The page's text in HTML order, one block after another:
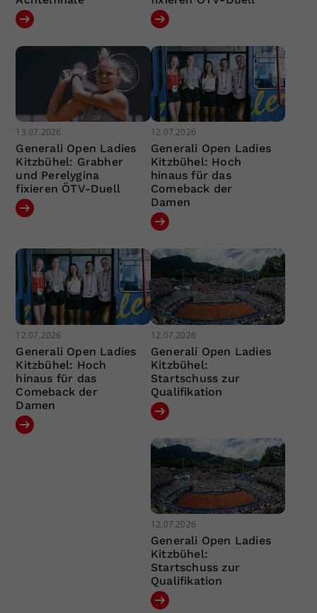
13.07.2026
Generali Open Ladies
Kitzbühel: Grabher
und Perelygina
fixieren ÖTV-Duell
12.07.2026
Generali Open Ladies
Kitzbühel: Hoch
hinaus für das
Comeback der
Damen
12.07.2026
Generali Open Ladies
Kitzbühel: Hoch
hinaus für das
Comeback der
Damen
12.07.2026
Generali Open Ladies
Kitzbühel:
Startschuss zur
Qualifikation
12.07.2026
Generali Open Ladies
Kitzbühel:
Startschuss zur
Qualifikation